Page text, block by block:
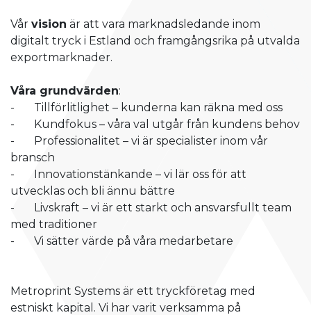
Vår vision är att vara marknadsledande inom
digitalt tryck i Estland och framgångsrika på utvalda
exportmarknader.
Våra grundvärden:
- Tillförlitlighet – kunderna kan räkna med oss
- Kundfokus – våra val utgår från kundens behov
- Professionalitet – vi är specialister inom vår
bransch
- Innovationstänkande – vi lär oss för att
utvecklas och bli ännu bättre
- Livskraft – vi är ett starkt och ansvarsfullt team
med traditioner
- Vi sätter värde på våra medarbetare
Metroprint Systems är ett tryckföretag med
estniskt kapital. Vi har varit verksamma på